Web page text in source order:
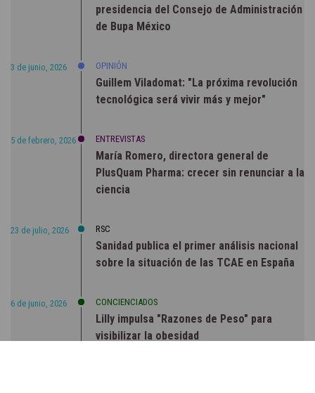
presidencia del Consejo de Administración
de Bupa México
3 de junio, 2026 OPINIÓN
Guillem Viladomat: "La próxima revolución
tecnológica será vivir más y mejor"
5 de febrero, 2026 ENTREVISTAS
María Romero, directora general de
PlusQuam Pharma: crecer sin renunciar a la
ciencia
23 de julio, 2026 RSC
Sanidad publica el primer análisis nacional
sobre la situación de las TCAE en España
6 de junio, 2026 CONCIENCIADOS
Lilly impulsa "Razones de Peso" para
visibilizar la obesidad